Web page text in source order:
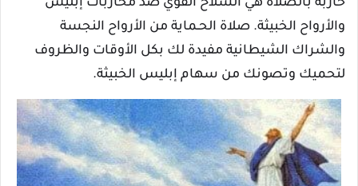
حاربه بالصلاة هي السلاح القوي ضد محاربات إبليس
والأرواح الخبيثة. صلاة الحـماية من الأرواح النجسة
والشراك الشيطانية مفيدة لك بكل الأوقات والظروف
لتحميك وتصونك من سهام إبليس الخبيثة.